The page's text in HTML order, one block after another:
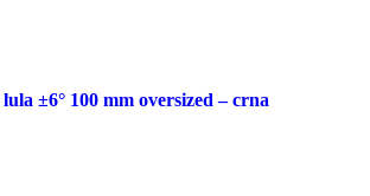
±6° 100 mm oversized – crna